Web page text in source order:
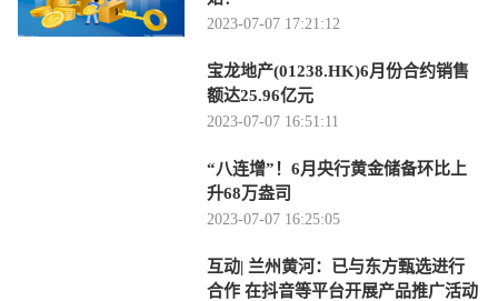
2023-07-07 17:21:12
宝龙地产(01238.HK)6月份合约销售
额达25.96亿元
2023-07-07 16:51:11
“八连增”！6月央行黄金储备环比上
升68万盎司
2023-07-07 16:25:05
互动| 兰州黄河：已与东方甄选进行
合作 在抖音等平台开展产品推广活动